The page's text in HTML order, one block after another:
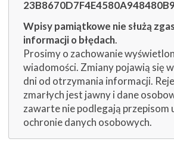
Wpisy pamiątkowe nie służą
informacji o błędach.
Prosimy o zachowanie
wiadomości. Zmiany pojawią się
dni od otrzymania informacji.
zmarłych jest jawny i dane
zawarte nie podlegają przepisom
ochronie danych osobowych.